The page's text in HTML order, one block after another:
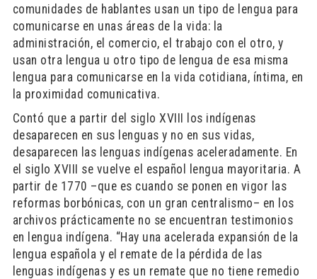
comunidades de hablantes usan un tipo de lengua para
comunicarse en unas áreas de la vida: la
administración, el comercio, el trabajo con el otro, y
usan otra lengua u otro tipo de lengua de esa misma
lengua para comunicarse en la vida cotidiana, íntima, en
la proximidad comunicativa.
Contó que a partir del siglo XVIII los indígenas
desaparecen en sus lenguas y no en sus vidas,
desaparecen las lenguas indígenas aceleradamente. En
el siglo XVIII se vuelve el español lengua mayoritaria. A
partir de 1770 –que es cuando se ponen en vigor las
reformas borbónicas, con un gran centralismo– en los
archivos prácticamente no se encuentran testimonios
en lengua indígena. “Hay una acelerada expansión de la
lengua española y el remate de la pérdida de las
lenguas indígenas y es un remate que no tiene remedio